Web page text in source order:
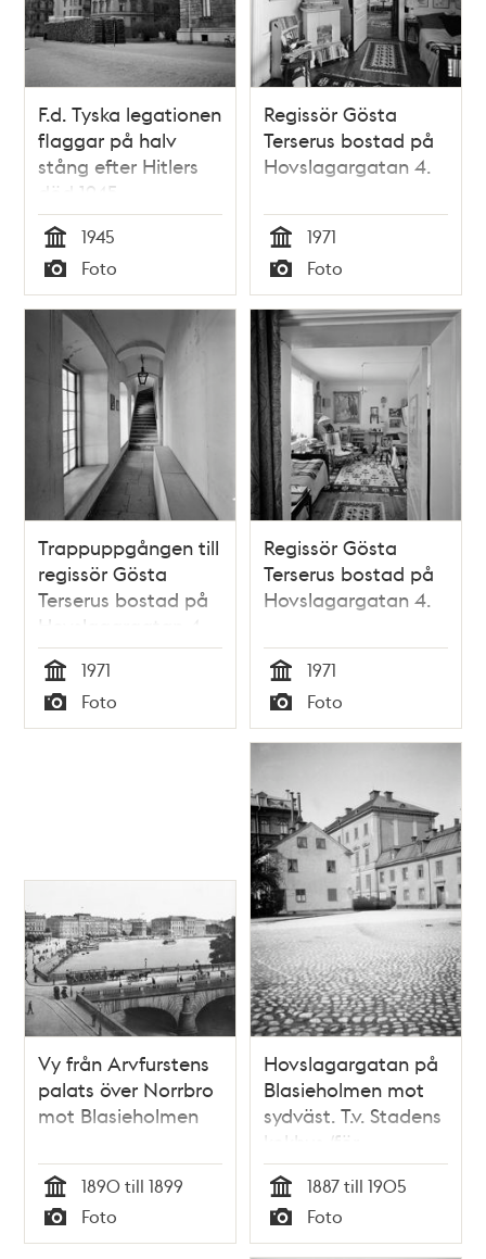
F.d. Tyska legationen
flaggar på halv
stång efter Hitlers
död 1945.
Tid
1945
Typ
Foto
Regissör Gösta
Terserus bostad på
Hovslagargatan 4.
Tid
1971
Typ
Foto
Trappuppgången till
regissör Gösta
Terserus bostad på
Hovslagargatan 4.
Tid
1971
Typ
Foto
Regissör Gösta
Terserus bostad på
Hovslagargatan 4.
Tid
1971
Typ
Foto
Vy från Arvfurstens
palats över Norrbro
mot Blasieholmen
Tid
1890 till 1899
Typ
Foto
Hovslagargatan på
Blasieholmen mot
sydväst. T.v. Stadens
kokhus (för
fartygens
matlagning). T.h.
Norska
Ministerhotellet där
Tid
1887 till 1905
Typ
Foto